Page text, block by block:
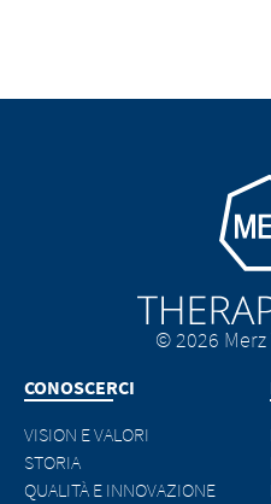
Go to
© 2026
CONOSCERCI
VISION E VALORI
STORIA
QUALITÀ E INNOVAZIONE